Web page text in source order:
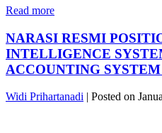
MENUJU
FINANSIAL
OTONOM
BERBASIS
BLOCKCHAIN
AGENTIC
Read moreNARASI
POSITIONING
JKK
FINANCIAL
INTELLIGENCE
V3
NARASI RESMI
INTELLIGENCE
ACCOUNTING
Widi Prihartanadi Posted on